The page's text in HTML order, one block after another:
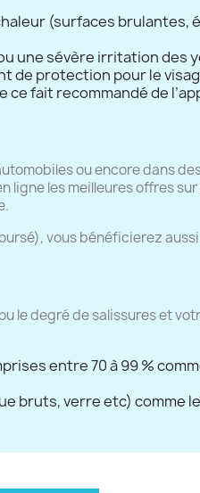
(surfaces brulantes,
une sévère irritation des
de protection pour le
fait recommandé de
ou encore dans
ligne les meilleures offres
vous bénéficierez
le degré de salissures et
entre 70 à 99 %
bruts, verre etc) comme